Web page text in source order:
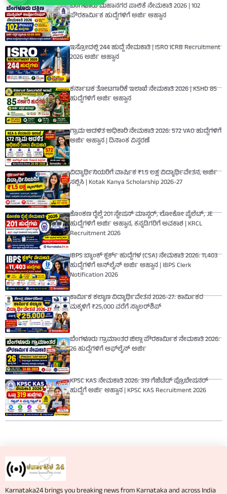
ಬೆಂಗಳೂರು ಮಹಾನಗರ ಪಾಲಿಕೆ ನೇಮಕಾತಿ 2026 | 102
ಪೌರಕಾರ್ಮಿಕ ಹುದ್ದೆಗಳಿಗೆ ಅರ್ಜಿ ಆಹ್ವಾನ
ಇಸ್ರೋದಲ್ಲಿ 244 ಹುದ್ದೆ ನೇಮಕಾತಿ | ISRO ICRB Recruitment
2026 ಅರ್ಜಿ ಆಹ್ವಾನ
ಕರ್ನಾಟಕ ತೋಟಗಾರಿಕೆ ಇಲಾಖೆ ನೇಮಕಾತಿ 2026 | KSHD 85
ಹುದ್ದೆಗಳಿಗೆ ಅರ್ಜಿ ಆಹ್ವಾನ
ಗ್ರಾಮ ಆಡಳಿತ ಅಧಿಕಾರಿ ನೇಮಕಾತಿ 2026: 572 VAO ಹುದ್ದೆಗಳಿಗೆ
ಅರ್ಜಿ ಆಹ್ವಾನ | ದಿನಾಂಕ ವಿಸ್ತರಣೆ
ವಿದ್ಯಾರ್ಥಿನಿಯರಿಗೆ ವಾರ್ಷಿಕ ₹1.5 ಲಕ್ಷ ವಿದ್ಯಾರ್ಥಿವೇತನ, ಅರ್ಜಿ
ಸಲ್ಲಿಸಿ | Kotak Kanya Scholarship 2026-27
ಕೊಂಕಣ ರೈಲ್ವೆ 201 ಸ್ಟೇಷನ್ ಮಾಸ್ಟರ್, ಲೋಕೋ ಪೈಲೆಟ್, JE
ಹುದ್ದೆಗಳಿಗೆ ಅರ್ಜಿ ಆಹ್ವಾನ, ಕನ್ನಡಿಗರಿಗೆ ಅವಕಾಶ | KRCL
Recruitment 2026
IBPS ಬ್ಯಾಂಕ್ ಕ್ಲರ್ಕ್ ಹುದ್ದೆಗಳ (CSA) ನೇಮಕಾತಿ 2026: 11,403
ಹುದ್ದೆಗಳಿಗೆ ಆನ್‌ಲೈನ್ ಅರ್ಜಿ ಆಹ್ವಾನ | IBPS Clerk
Notification 2026
ಕಾರ್ಮಿಕ ಕಲ್ಯಾಣ ವಿದ್ಯಾರ್ಥಿವೇತನ 2026-27: ಕಾರ್ಮಿಕರ
ಮಕ್ಕಳಿಗೆ ₹25,000 ವರೆಗೆ ಸ್ಕಾಲರ್‌ಶಿಪ್
ಬೆಂಗಳೂರು ಗ್ರಾಮಾಂತರ ಜಿಲ್ಲಾ ಪೌರಕಾರ್ಮಿಕ ನೇಮಕಾತಿ 2026:
26 ಹುದ್ದೆಗಳಿಗೆ ಆಫ್‌ಲೈನ್ ಅರ್ಜಿ
KPSC KAS ನೇಮಕಾತಿ 2026: 319 ಗೆಜೆಟೆಡ್ ಪ್ರೊಬೇಷನರ್
ಹುದ್ದೆಗೆ ಅರ್ಜಿ ಆಹ್ವಾನ | KPSC KAS Recruitment 2026
Karnataka24 brings you breaking news from Karnataka and across India